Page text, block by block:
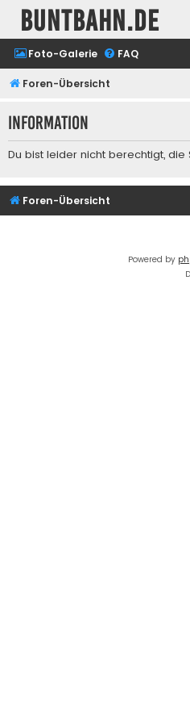
buntbahn.de
Foto-Galerie FAQ
Foren-Übersicht
Information
Du bist leider nicht berechtigt, die
Foren-Übersicht
Powered by